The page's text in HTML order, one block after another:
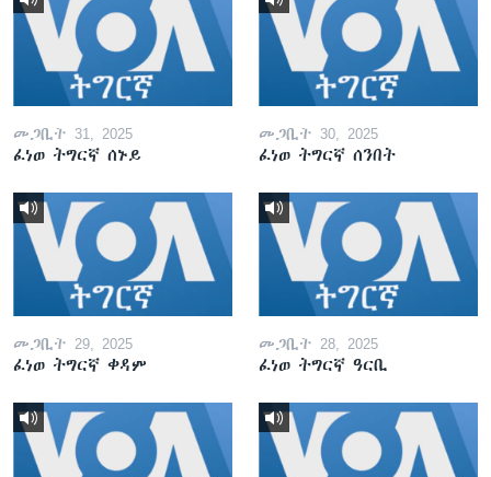
መጋቢት 31, 2025
ፈነወ ትግርኛ ሰኑይ
መጋቢት 30, 2025
ፈነወ ትግርኛ ሰንበት
መጋቢት 29, 2025
ፈነወ ትግርኛ ቀዳም
መጋቢት 28, 2025
ፈነወ ትግርኛ ዓርቢ